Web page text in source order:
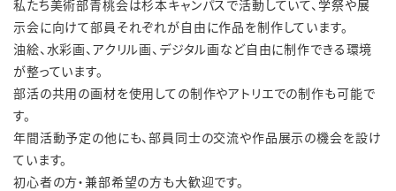
私たち美術部青桃会は杉本キャンパスで活動していて、学祭や展
示会に向けて部員それぞれが自由に作品を制作しています。
油絵、水彩画、アクリル画、デジタル画など自由に制作できる環境
が整っています。
部活の共用の画材を使用しての制作やアトリエでの制作も可能で
す。
年間活動予定の他にも、部員同士の交流や作品展示の機会を設け
ています。
初心者の方・兼部希望の方も大歓迎です。